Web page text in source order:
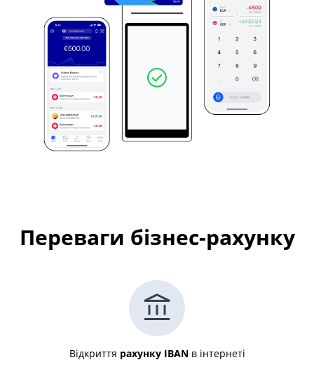
Переваги бізнес-рахунку
Відкриття рахунку IBANв інтернеті